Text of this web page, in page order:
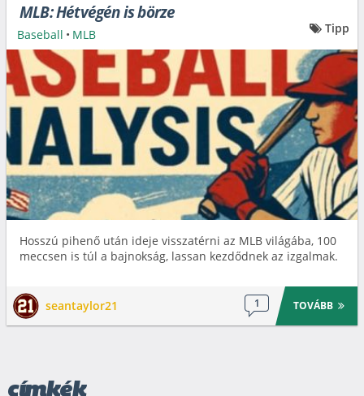
MLB: Hétvégén is börze
Hosszú pihenő után ideje visszatérni az MLB világába, 100
meccsen is túl a bajnokság, lassan kezdődnek az izgalmak.
seantaylor21 1 TOVÁBB
Baseball • MLB Tipp
címkék